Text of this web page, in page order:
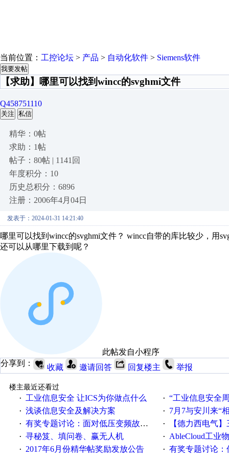
当前位置： 工控论坛 > 产品 > 自动化软件 > Siemens软件
我要发帖
【求助】哪里可以找到wincc的svghmi文件
Q458751110
关注 私信
精华：0帖
求助：1帖
帖子：80帖 | 1141回
年度积分：10
历史总积分：6896
注册：2006年4月04日
发表于：2024-01-31 14:21:40
哪里可以找到wincc的svghmi文件？ wincc自带的库比较少，用
还可以从哪里下载到呢？
此帖发自小程序
分享到：
收藏 邀请回答 回复楼主 举报
楼主最近还看过
·
工业信息安全 让ICS为你做点什么 · “工业信息安全周之我见”
· 浅谈信息安全及解决方案 · 7月7与安川来“
· 有奖专题讨论：面对低压变频故障，老手是这样解决的！ · 【德力西电气】三
· 寻秘笈、填问卷、赢无人机 · AbleCloud工业物联
· 2017年6月份精华帖奖励发放公告 · 有奖专题讨论：伺服选择